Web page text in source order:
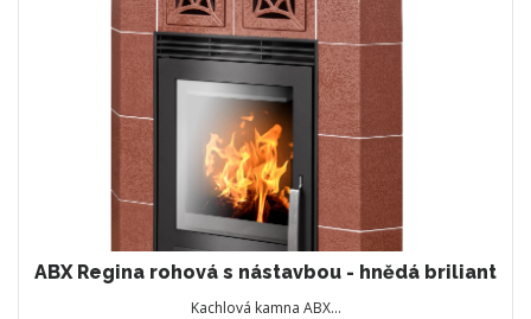
ABX Regina rohová s nástavbou - hnědá briliant
Kachlová kamna ABX…